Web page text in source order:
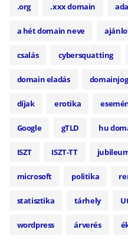
.org .xxx domain
a hét domain neve
csalás cybersquatting
domain eladás domainjog
díjak erotika
Google gTLD hu
ISZT ISZT-TT
microsoft politika
statisztika tárhely
wordpress árverés